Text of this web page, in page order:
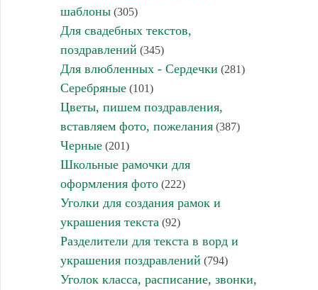
шаблоны(305)
Для свадебных текстов,
поздравлений (345)
Для влюбленных - Сердечки (281)
Серебряные(101)
Цветы, пишем поздравления,
вставляем фото, пожелания(387)
Черные(201)
Школьные рамочки для
оформления фото(222)
Уголки для создания рамок и
украшения текста (92)
Разделители для текста в ворд и
украшения поздравлений (794)
Уголок класса, расписание, звонки,